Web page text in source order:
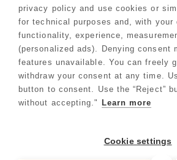
Blog
Growers
Formulare
Händler
Kommerzieller
privacy policy and use cookies or
for technical purposes and, with your
functionality, experience,
(personalized ads). Denying consent
features unavailable. You can freely
withdraw your consent at any time.
button to consent. Use the “Reject”
without accepting."
Learn more
Cookie settings